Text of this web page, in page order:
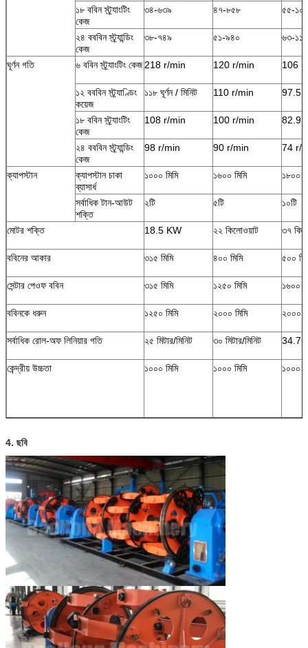
১৮ ববিন স্ট্র্যাংটিং
কেজ
৩৪-৬৩৯ ৪৭-৮৫৮ ৫৫-
২৪ বববিন স্ট্র্যান্ডিং
কেজ
৩৮-৭৪৯ ৫১-৯৪০ ৬৩-
ঘূর্ণন গতি ৬ ববিন স্ট্র্যাংটিং কেজ 218 r/min 120 r/min 106
১২ বববিন স্ট্র্যাণ্ডিং
কয়েজ
১১৮ ঘূর্ণন / মিনিট 110 r/min 97.5
১৮ ববিন স্ট্র্যাংটিং
কেজ
108 r/min 100 r/min 82.9
২৪ বববিন স্ট্র্যান্ডিং
কেজ
98 r/min 90 r/min 74 r/
ক্যাপস্টান
ক্যাপস্টান চাকা
ব্যাসার্ধ
১০০০ মিমি ১৬০০ মিমি ১৮০০
সর্বাধিক টান-আউট
শক্তি
২টি ৫টি ১০টি
মোটর শক্তি 18.5 KW ২২ কিলোওয়াট ৩৭
ববিনের আকার ৩১৫ মিমি ৪০০ মিমি ৫০০
সেন্টার পেওফ ববিন ৩১৫ মিমি ১২৫০ মিমি ১৬০০
ববিনকে ধরুন ১২৫০ মিমি ২০০০ মিমি ২০০০
সর্বাধিক রোল-অফ লিনিয়ার গতি ২৫ মিটার/মিনিট ৩০ মিটার/মিনিট 34.7
কেন্দ্রীয় উচ্চতা ১০০০ মিমি ১০০০ মিমি ১০০০
4. ছবি